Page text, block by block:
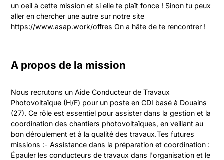
un oeil à cette mission et si elle te plaît fonce ! Sinon tu peux
aller en chercher une autre sur notre site
https://www.asap.work/offres On a hâte de te rencontrer !
A propos de la mission
Nous recrutons un Aide Conducteur de Travaux
Photovoltaïque (H/F) pour un poste en CDI basé à Douains
(27). Ce rôle est essentiel pour assister dans la gestion et la
coordination des chantiers photovoltaïques, en veillant au
bon déroulement et à la qualité des travaux.Tes futures
missions :- Assistance dans la préparation et coordination :
Épauler les conducteurs de travaux dans l'organisation et le